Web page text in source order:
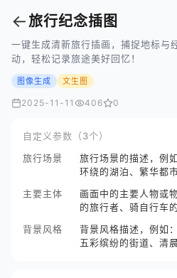
←旅行纪念插图
一键生成清新旅行插画，捕捉地标与
动，轻松记录旅途美好回忆！
图像生成 文生图
2025-11-11 406 0
自定义参数（3个）
旅行场景
旅行场景的描述，例
环绕的湖泊、繁华都
主要主体
画面中的主要人物或
的旅行者、骑自行车
背景风格
背景风格描述，例如
五彩缤纷的街道、清